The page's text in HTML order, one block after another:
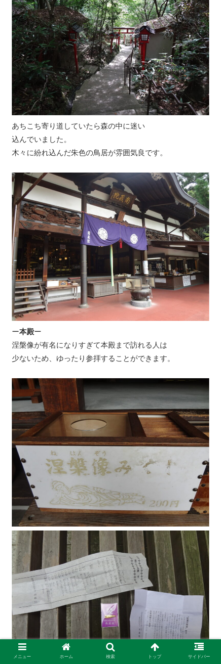
あちこち寄り道していたら森の中に迷い
込んでいました。
木々に紛れ込んだ朱色の鳥居が雰囲気良です。
ー本殿ー
涅槃像が有名になりすぎて本殿まで訪れる人は
少ないため、ゆったり参拝することができます。
メニュー ホーム 検索 トップ サイドバー